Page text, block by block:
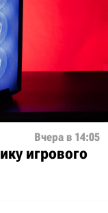
Вчера в 14:05
игрового